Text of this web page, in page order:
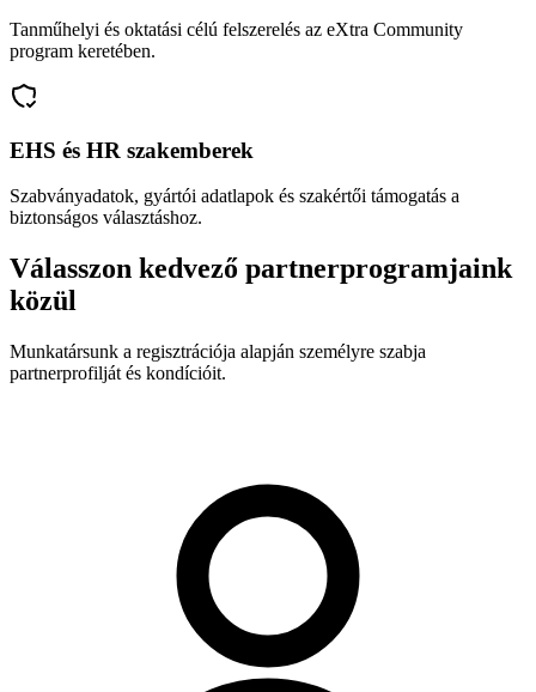
Tanműhelyi és oktatási célú felszerelés az eXtra Community
program keretében.
EHS és HR szakemberek
Szabványadatok, gyártói adatlapok és szakértői támogatás a
biztonságos választáshoz.
Válasszon kedvező partnerprogramjaink
közül
Munkatársunk a regisztrációja alapján személyre szabja
partnerprofilját és kondícióit.